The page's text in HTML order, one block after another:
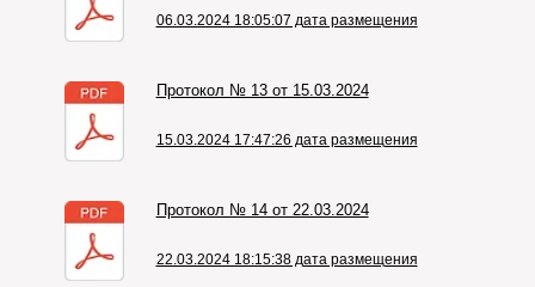
06.03.2024 18:05:07 дата размещения
Протокол № 13 от 15.03.2024
15.03.2024 17:47:26 дата размещения
Протокол № 14 от 22.03.2024
22.03.2024 18:15:38 дата размещения